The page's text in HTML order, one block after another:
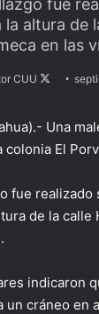
fue
la altura de
en las
CUU
Follow
X
Una
colonia El
fue realizado
de la calle
indicaron
un cráneo en